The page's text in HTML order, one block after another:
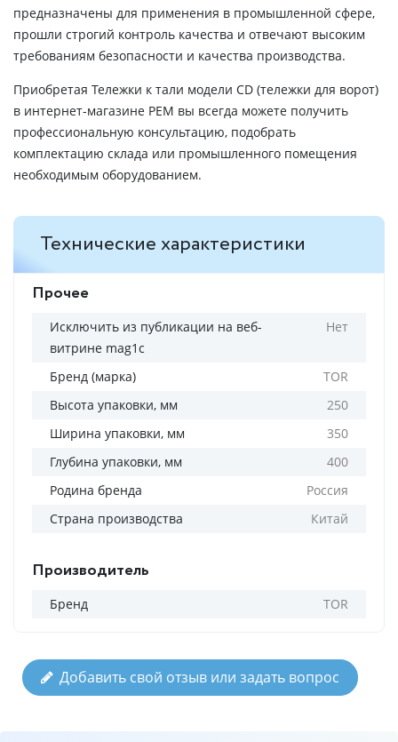
предназначены для применения в промышленной сфере,
прошли строгий контроль качества и отвечают высоким
требованиям безопасности и качества производства.
Приобретая Тележки к тали модели CD (тележки для ворот)
в интернет-магазине РЕМ вы всегда можете получить
профессиональную консультацию, подобрать
комплектацию склада или промышленного помещения
необходимым оборудованием.
Технические характеристики
Прочее
Исключить из публикации на веб-
витрине mag1c
Нет
Бренд (марка)
TOR
Высота упаковки, мм
250
Ширина упаковки, мм
350
Глубина упаковки, мм
400
Родина бренда
Россия
Страна производства
Китай
Производитель
Бренд TOR
Добавить свой отзыв или задать вопрос